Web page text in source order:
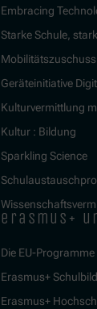
Embracing
Starke Schule,
Geräteinitiative
Kulturvermittlung
Kultur : Bildung
Sparkling Science
erasmus+
Die EU-Programme
Erasmus+
Erasmus+